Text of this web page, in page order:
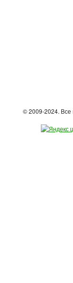
© 2009-2024.